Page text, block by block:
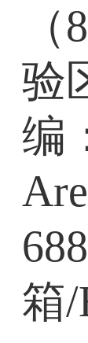
验
编
箱/